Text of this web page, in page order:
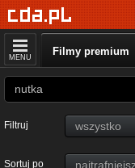
MENU Filmy premium
Filtruj
Sortuj po